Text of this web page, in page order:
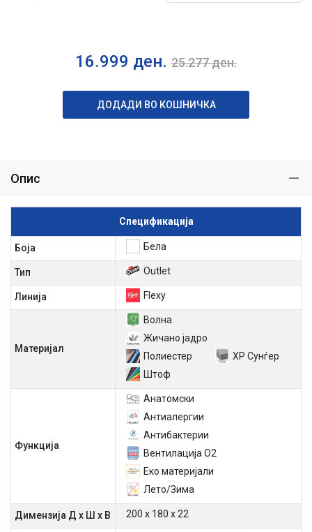
16.999 ден. 25.277ден.
ДОДАДИ ВО КОШНИЧКА
Опис
Спецификација
Боја Бела
Тип Outlet
Линија Flexy
Материјал
Волна
Жичано јадро
Полиестер
ХР Сунѓер
Штоф
Функција
Aнатомски
Антиалергии
Антибактерии
Вентилација O2
Еко материјали
Лето/Зима
Димензија Д х Ш х В 200 x 180 x 22